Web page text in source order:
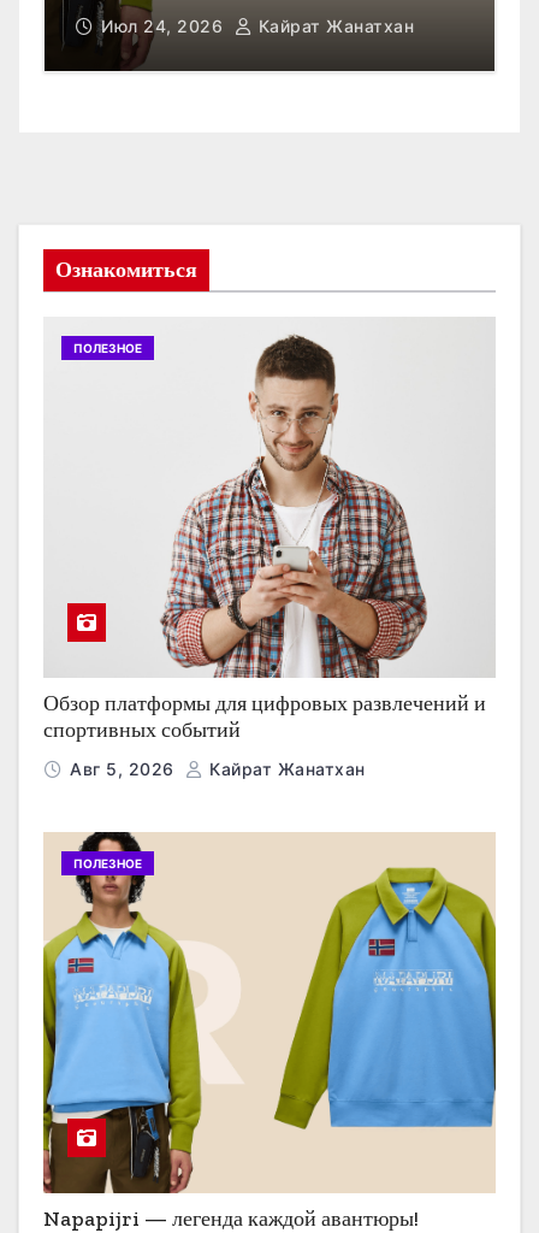
Июл 23, 2026 Кайрат Жанатхан
Ознакомиться
ПОЛЕЗНОЕ
Обзор платформы для цифровых развлечений и
спортивных событий
Авг 5, 2026 Кайрат Жанатхан
ПОЛЕЗНОЕ
Napapijri — легенда каждой авантюры!